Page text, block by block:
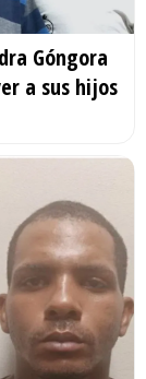
Góngora
a sus hijos